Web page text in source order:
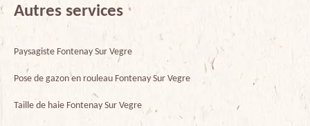
Autres services
Paysagiste Fontenay Sur Vegre
Pose de gazon en rouleau Fontenay Sur Vegre
Taille de haie Fontenay Sur Vegre